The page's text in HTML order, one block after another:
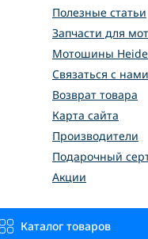
Полезные статьи
Запчасти для
Мотошины
Связаться с нами
Возврат товара
Карта сайта
Производители
Подарочный
Акции
Каталог товаров